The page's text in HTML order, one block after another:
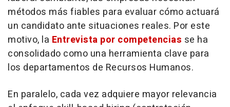
métodos más fiables para evaluar cómo actuará
un candidato ante situaciones reales. Por este
motivo, la Entrevista por competencias se ha
consolidado como una herramienta clave para
los departamentos de Recursos Humanos.
En paralelo, cada vez adquiere mayor relevancia